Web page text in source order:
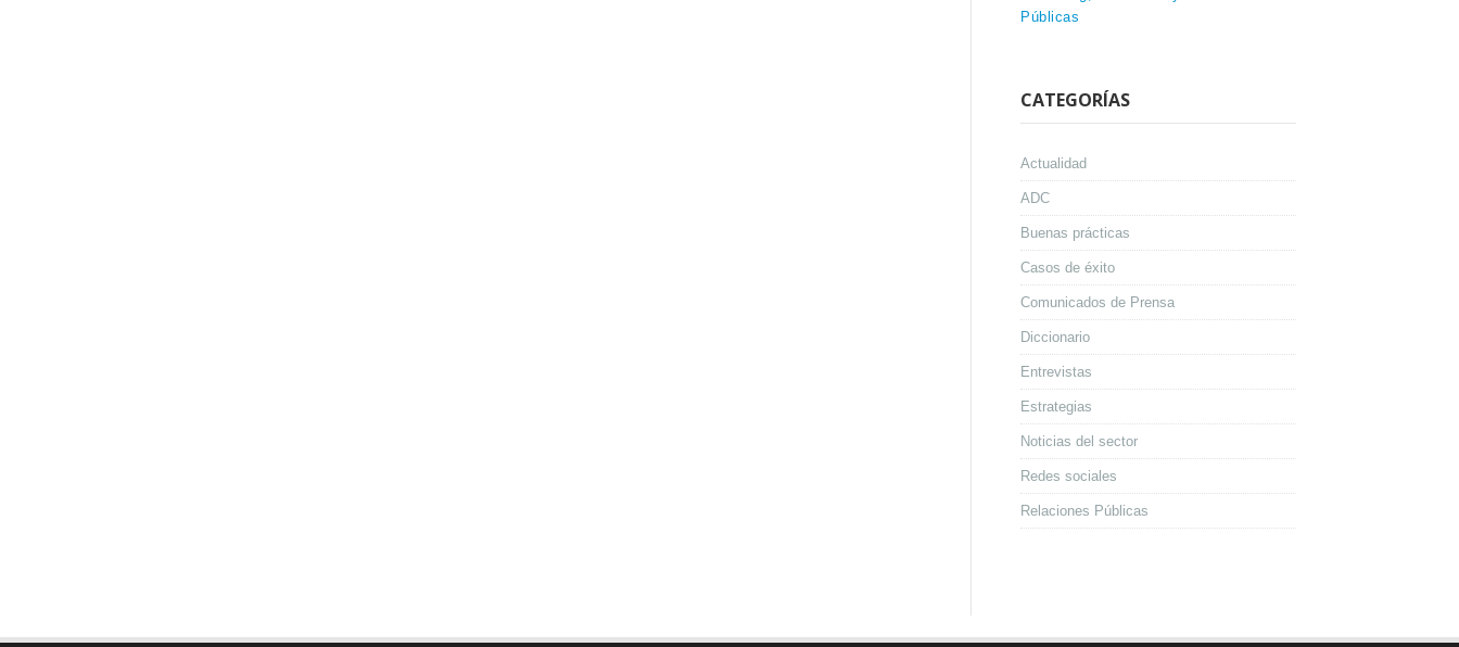
Públicas
CATEGORÍAS
Actualidad
ADC
Buenas prácticas
Casos de éxito
Comunicados de Prensa
Diccionario
Entrevistas
Estrategias
Noticias del sector
Redes sociales
Relaciones Públicas